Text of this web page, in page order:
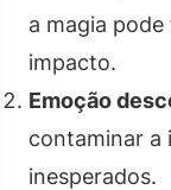
a magia
impacto.
Emoção
contaminar a
inesperados.